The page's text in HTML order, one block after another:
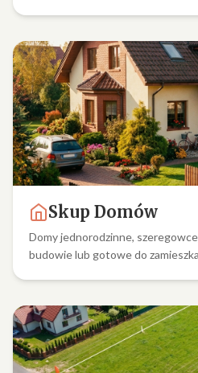
Skup Domów
Domy jednorodzinne,
budowie lub gotowe do